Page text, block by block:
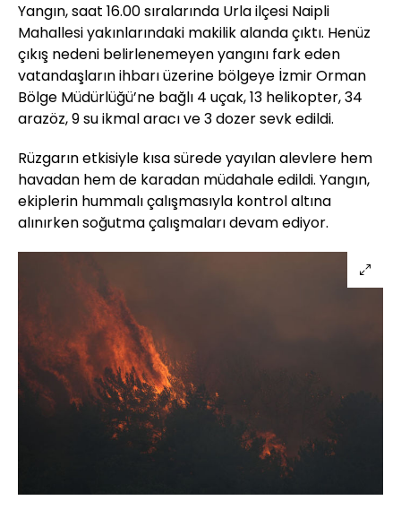
Yangın, saat 16.00 sıralarında Urla ilçesi Naipli
Mahallesi yakınlarındaki makilik alanda çıktı. Henüz
çıkış nedeni belirlenemeyen yangını fark eden
vatandaşların ihbarı üzerine bölgeye İzmir Orman
Bölge Müdürlüğü’ne bağlı 4 uçak, 13 helikopter, 34
arazöz, 9 su ikmal aracı ve 3 dozer sevk edildi.
Rüzgarın etkisiyle kısa sürede yayılan alevlere hem
havadan hem de karadan müdahale edildi. Yangın,
ekiplerin hummalı çalışmasıyla kontrol altına
alınırken soğutma çalışmaları devam ediyor.